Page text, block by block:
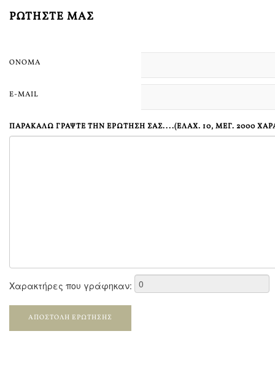
ΡΩΤΉΣΤΕ ΜΑΣ
ΌΝΟΜΑ
E-MAIL
ΠΑΡΑΚΑΛΏ ΓΡΆΨΤΕ ΤΗΝ ΕΡΏΤΗΣΗ ΣΑΣ....(ΕΛΆΧ. 10, ΜΕΓ. 2000
Χαρακτήρες που γράφηκαν:
ΑΠΟΣΤΟΛΉ ΕΡΏΤΗΣΗΣ